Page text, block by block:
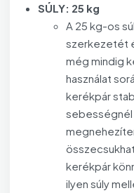
SÚLY: 25 kg
A 25 kg-os
szerkezetét
még mindig
használat
kerékpár
sebességnél
kerékpár
ilyen súly